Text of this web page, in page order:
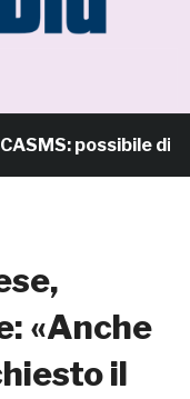
possibile divieto
«Anche
il